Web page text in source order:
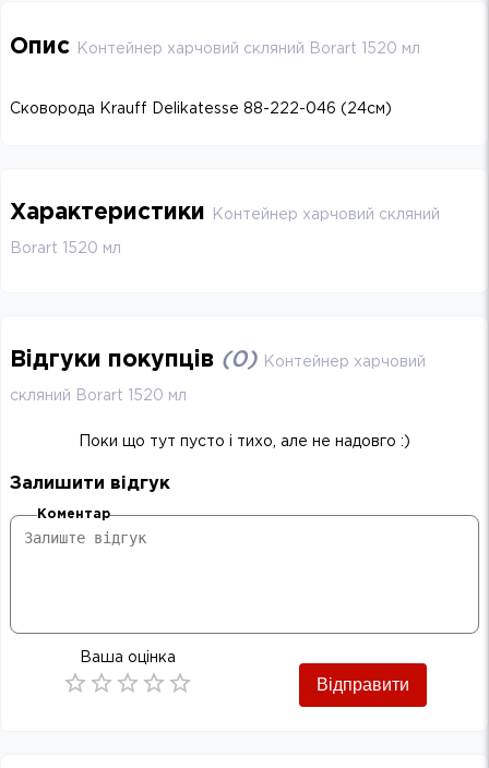
Опис Контейнер харчовий скляний Borart 1520 мл
Сковорода Krauff Delikatesse 88-222-046 (24см)
Характеристики Контейнер харчовий скляний
Borart 1520 мл
Відгуки покупців (0) Контейнер харчовий
скляний Borart 1520 мл
Поки що тут пусто і тихо, але не надовго :)
Залишити відгук
Коментар
Ваша оцінка
Відправити